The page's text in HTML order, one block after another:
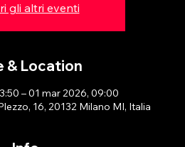
gli altri eventi
& Location
– 01 mar 2026, 09:00
16, 20132 Milano MI, Italia